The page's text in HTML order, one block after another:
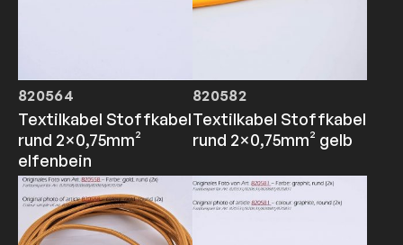
820564
Textilkabel Stoffkabel
rund 2×0,75mm²
elfenbein
820582
Textilkabel Stoffkabel
rund 2×0,75mm² gelb